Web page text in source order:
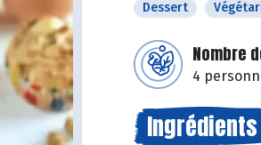
Dessert
Nombre
4
Ingrédients